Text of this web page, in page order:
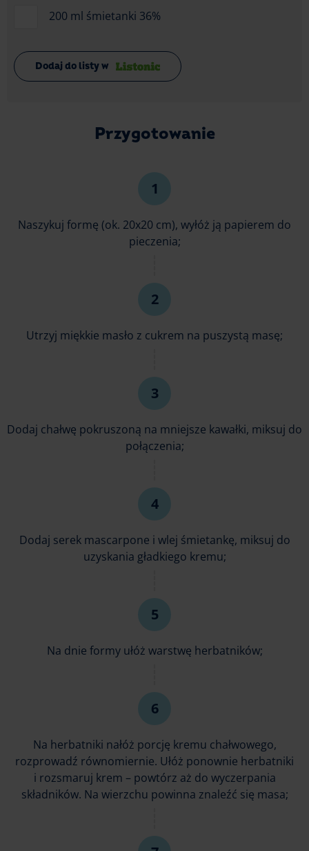
200 ml śmietanki 36%
Dodaj do listy w
Przygotowanie
Naszykuj formę (ok. 20x20 cm), wyłóż ją papierem do
pieczenia;
Utrzyj miękkie masło z cukrem na puszystą masę;
Dodaj chałwę pokruszoną na mniejsze kawałki, miksuj do
połączenia;
Dodaj serek mascarpone i wlej śmietankę, miksuj do
uzyskania gładkiego kremu;
Na dnie formy ułóż warstwę herbatników;
Na herbatniki nałóż porcję kremu chałwowego,
rozprowadź równomiernie. Ułóż ponownie herbatniki
i rozsmaruj krem – powtórz aż do wyczerpania
składników. Na wierzchu powinna znaleźć się masa;